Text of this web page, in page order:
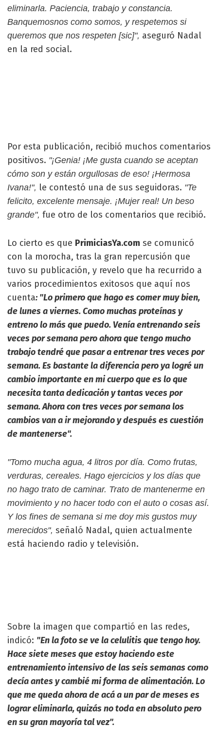
eliminarla. Paciencia, trabajo y constancia.
Banquemosnos como somos, y respetemos si
queremos que nos respeten [sic]", aseguró Nadal
en la red social.
Por esta publicación, recibió muchos comentarios
positivos. "¡Genia! ¡Me gusta cuando se aceptan
cómo son y están orgullosas de eso! ¡Hermosa
Ivana!", le contestó una de sus seguidoras. "Te
felicito, excelente mensaje. ¡Mujer real! Un beso
grande", fue otro de los comentarios que recibió.
Lo cierto es que PrimiciasYa.com se comunicó
con la morocha, tras la gran repercusión que
tuvo su publicación, y revelo que ha recurrido a
varios procedimientos exitosos que aquí nos
cuenta: "Lo primero que hago es comer muy bien,
de lunes a viernes. Como muchas proteínas y
entreno lo más que puedo. Venía entrenando seis
veces por semana pero ahora que tengo mucho
trabajo tendré que pasar a entrenar tres veces por
semana. Es bastante la diferencia pero ya logré un
cambio importante en mi cuerpo que es lo que
necesita tanta dedicación y tantas veces por
semana. Ahora con tres veces por semana los
cambios van a ir mejorando y después es cuestión
de mantenerse".
"Tomo mucha agua, 4 litros por día. Como frutas,
verduras, cereales. Hago ejercicios y los días que
no hago trato de caminar. Trato de mantenerme en
movimiento y no hacer todo con el auto o cosas así.
Y los fines de semana si me doy mis gustos muy
merecidos", señaló Nadal, quien actualmente
está haciendo radio y televisión.
Sobre la imagen que compartió en las redes,
indicó: "En la foto se ve la celulitis que tengo hoy.
Hace siete meses que estoy haciendo este
entrenamiento intensivo de las seis semanas como
decía antes y cambié mi forma de alimentación. Lo
que me queda ahora de acá a un par de meses es
lograr eliminarla, quizás no toda en absoluto pero
en su gran mayoría tal vez".